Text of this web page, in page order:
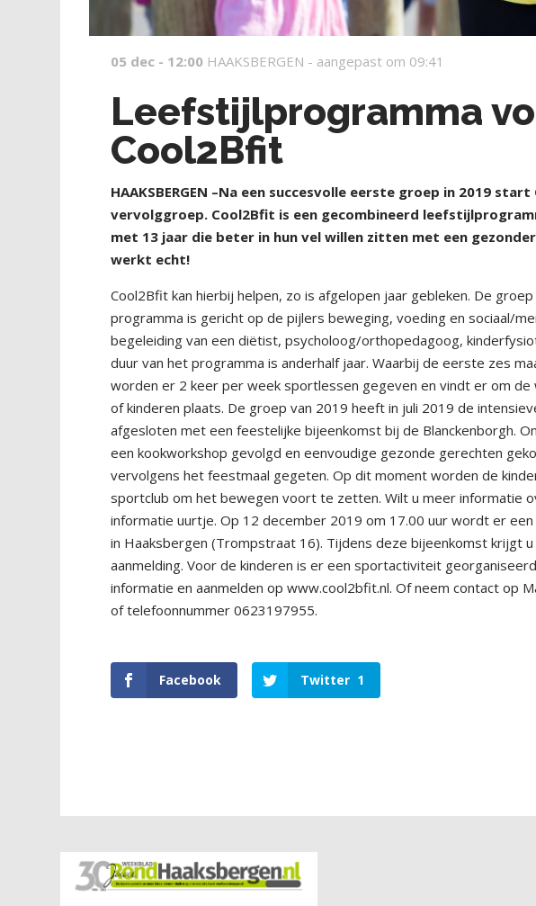
05 dec - 12:00 HAAKSBERGEN - aangepast om 09:41
Leefstijlprogramma
Cool2Bfit
HAAKSBERGEN –Na een succesvolle eerste groep in 2019
vervolggroep. Cool2Bfit is een gecombineerd
met 13 jaar die beter in hun vel willen zitten met een
werkt echt!
Cool2Bfit kan hierbij helpen, zo is afgelopen jaar gebleken. De
programma is gericht op de pijlers beweging, voeding en sociaal/
begeleiding van een diëtist, psycholoog/orthopedagoog,
duur van het programma is anderhalf jaar. Waarbij de eerste zes
worden er 2 keer per week sportlessen gegeven en vindt er om
of kinderen plaats. De groep van 2019 heeft in juli 2019 de
afgesloten met een feestelijke bijeenkomst bij de Blanckenborgh.
een kookworkshop gevolgd en eenvoudige gezonde gerechten
vervolgens het feestmaal gegeten. Op dit moment worden de
sportclub om het bewegen voort te zetten. Wilt u meer informatie
informatie uurtje. Op 12 december 2019 om 17.00 uur wordt er
in Haaksbergen (Trompstraat 16). Tijdens deze bijeenkomst krijgt
aanmelding. Voor de kinderen is er een sportactiviteit
informatie en aanmelden op www.cool2bfit.nl. Of neem contact op
of telefoonnummer 0623197955.
Facebook Twitter 1